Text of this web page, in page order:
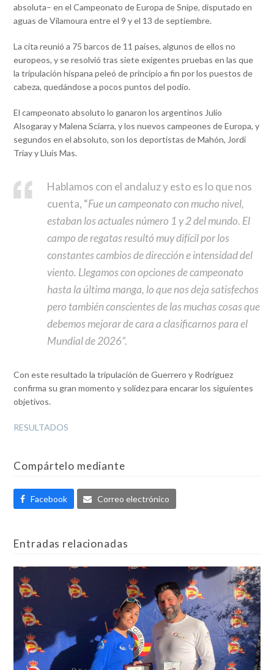
absoluta– en el Campeonato de Europa de Snipe, disputado en
aguas de Vilamoura entre el 9 y el 13 de septiembre.
La cita reunió a 75 barcos de 11 países, algunos de ellos no
europeos, y se resolvió tras siete exigentes pruebas en las que
la tripulación hispana peleó de principio a fin por los puestos de
cabeza, quedándose a pocos puntos del podio.
El campeonato absoluto lo ganaron los argentinos Julio
Alsogaray y Malena Sciarra, y los nuevos campeones de Europa, y
segundos en el absoluto, son los deportistas de Mahón, Jordi
Triay y Lluís Mas.
Hablamos con el andaluz y esto es lo que nos
cuenta, “Fue un campeonato con mucho nivel,
estaban los actuales número 1 y 2 del mundo. El
campo de regatas resultó muy difícil por los
constantes cambios de dirección e intensidad del
viento. Llegamos con opciones de campeonato
hasta la última manga, lo que nos deja satisfechos
pero también conscientes de las muchas cosas que
debemos mejorar de cara a clasificarnos para el
Mundial de 2026”.
Con este resultado la tripulación de Guerrero y Rodríguez
confirma su gran momento y solidez para encarar los siguientes
objetivos.
RESULTADOS
Compártelo mediante
Facebook Correo electrónico
Entradas relacionadas